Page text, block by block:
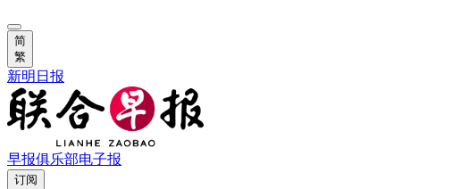
简
繁
新明日报
早报俱乐部电子报
订阅